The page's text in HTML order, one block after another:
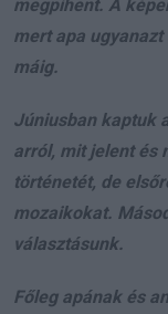
megpihent. A
mert apa
máig.
Júniusban kaptuk
arról, mit jelent és
történetét, de
mozaikokat.
választásunk.
Főleg apának és